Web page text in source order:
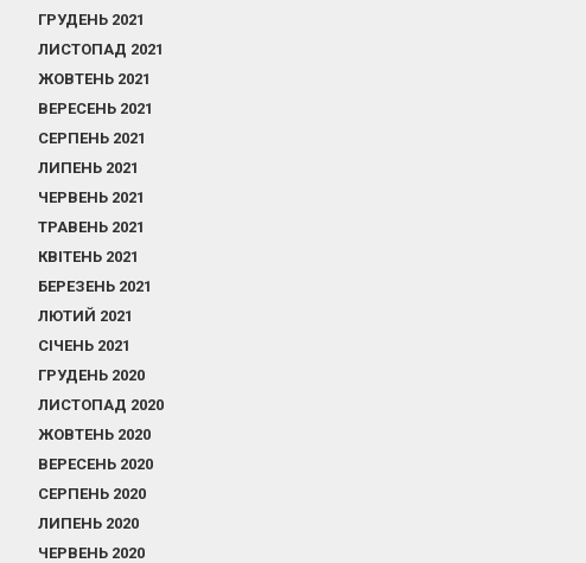
ГРУДЕНЬ 2021
ЛИСТОПАД 2021
ЖОВТЕНЬ 2021
ВЕРЕСЕНЬ 2021
СЕРПЕНЬ 2021
ЛИПЕНЬ 2021
ЧЕРВЕНЬ 2021
ТРАВЕНЬ 2021
КВІТЕНЬ 2021
БЕРЕЗЕНЬ 2021
ЛЮТИЙ 2021
СІЧЕНЬ 2021
ГРУДЕНЬ 2020
ЛИСТОПАД 2020
ЖОВТЕНЬ 2020
ВЕРЕСЕНЬ 2020
СЕРПЕНЬ 2020
ЛИПЕНЬ 2020
ЧЕРВЕНЬ 2020